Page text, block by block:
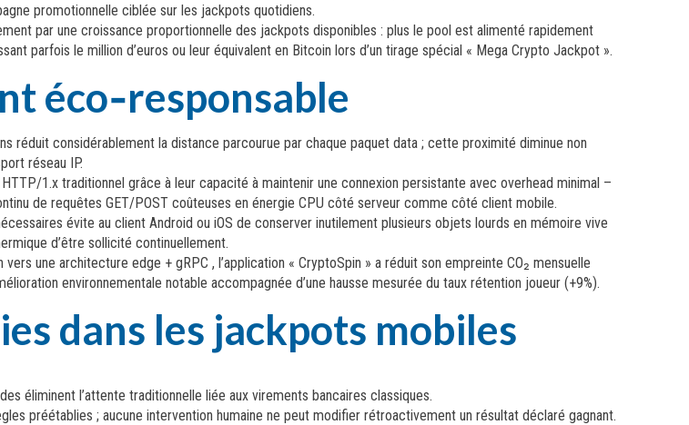
promotionnelle ciblée sur les jackpots quotidiens.
par une croissance proportionnelle des jackpots disponibles : plus le pool est alimenté rapidement
parfois le million d’euros ou leur équivalent en Bitcoin lors d’un tirage spécial « Mega Crypto Jackpot ».
éco‑responsable
réduit considérablement la distance parcourue par chaque paquet data ; cette proximité diminue non
réseau IP.
1.x traditionnel grâce à leur capacité à maintenir une connexion persistante avec overhead minimal –
de requêtes GET/POST coûteuses en énergie CPU côté serveur comme côté client mobile.
évite au client Android ou iOS de conserver inutilement plusieurs objets lourds en mémoire vive
d’être sollicité continuellement.
une architecture edge + gRPC , l’application « CryptoSpin » a réduit son empreinte CO₂ mensuelle
environnementale notable accompagnée d’une hausse mesurée du taux rétention joueur (+9%).
dans les jackpots mobiles
éliminent l’attente traditionnelle liée aux virements bancaires classiques.
préétablies ; aucune intervention humaine ne peut modifier rétroactivement un résultat déclaré gagnant.